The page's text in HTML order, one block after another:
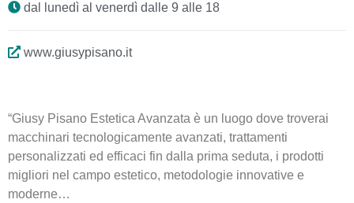
dal lunedì al venerdì dalle 9 alle 18
www.giusypisano.it
“Giusy Pisano Estetica Avanzata è un luogo dove troverai
macchinari tecnologicamente avanzati, trattamenti
personalizzati ed efficaci fin dalla prima seduta, i prodotti
migliori nel campo estetico, metodologie innovative e
moderne…